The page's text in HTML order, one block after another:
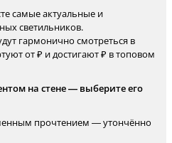
самые актуальные и
светильников.
гармонично смотреться в
от ₽ и достигают ₽ в топовом
на стене — выберите его
прочтением — утончённо